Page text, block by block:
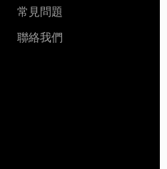
常見問題
聯絡我們